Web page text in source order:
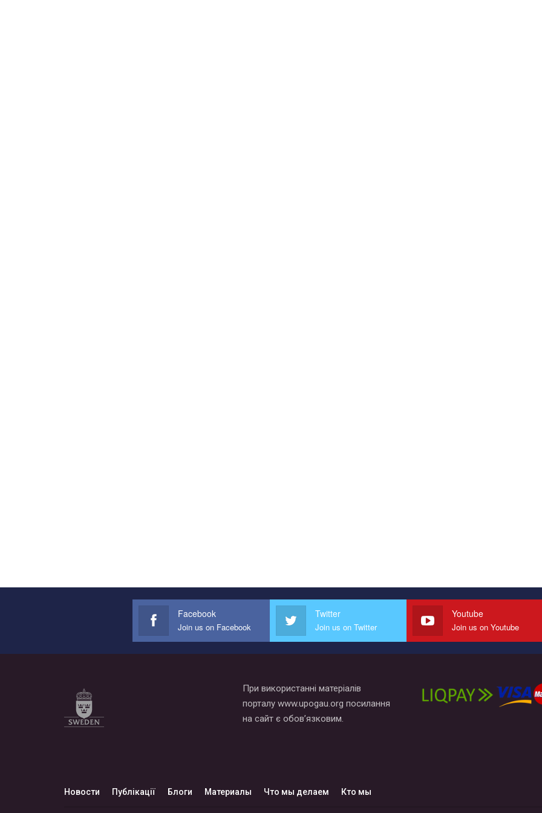
Facebook
Join us on Facebook
Twitter
Join us on Twitter
Youtube
Join us on Youtube
При використанні матеріалів
порталу www.upogau.org посилання
на сайт є обов’язковим.
Новости Публікації Блоги Материалы Что мы делаем Кто мы